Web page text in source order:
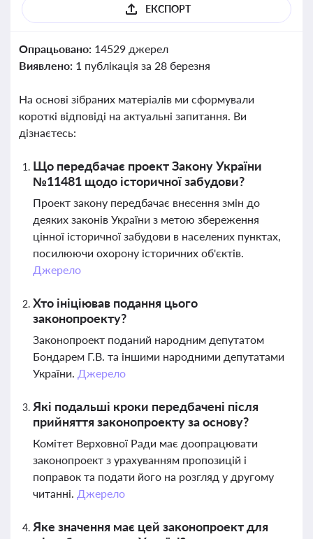
ЕКСПОРТ
Опрацьовано: 14529 джерел
Виявлено: 1 публікація за 28 березня
На основі зібраних матеріалів ми сформували
короткі відповіді на актуальні запитання. Ви
дізнаєтесь:
Що передбачає проект Закону України
№11481 щодо історичної забудови?
Проект закону передбачає внесення змін до
деяких законів України з метою збереження
цінної історичної забудови в населених пунктах,
посилюючи охорону історичних об'єктів.
Джерело
Хто ініціював подання цього
законопроекту?
Законопроект поданий народним депутатом
Бондарем Г.В. та іншими народними депутатами
України. Джерело
Які подальші кроки передбачені після
прийняття законопроекту за основу?
Комітет Верховної Ради має доопрацювати
законопроект з урахуванням пропозицій і
поправок та подати його на розгляд у другому
читанні. Джерело
Яке значення має цей законопроект для